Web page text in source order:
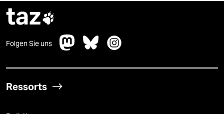
taz
Folgen Sie uns
Ressorts